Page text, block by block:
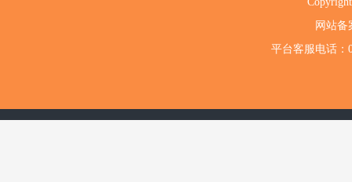
网站
平台客服电话：